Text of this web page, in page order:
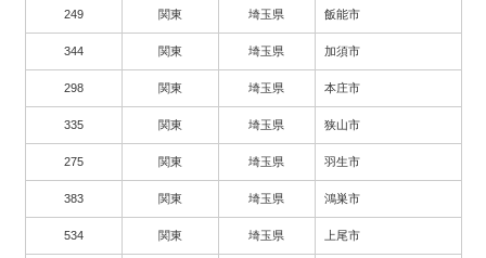
249 関東 埼玉県 飯能市
344 関東 埼玉県 加須市
298 関東 埼玉県 本庄市
335 関東 埼玉県 狭山市
275 関東 埼玉県 羽生市
383 関東 埼玉県 鴻巣市
534 関東 埼玉県 上尾市